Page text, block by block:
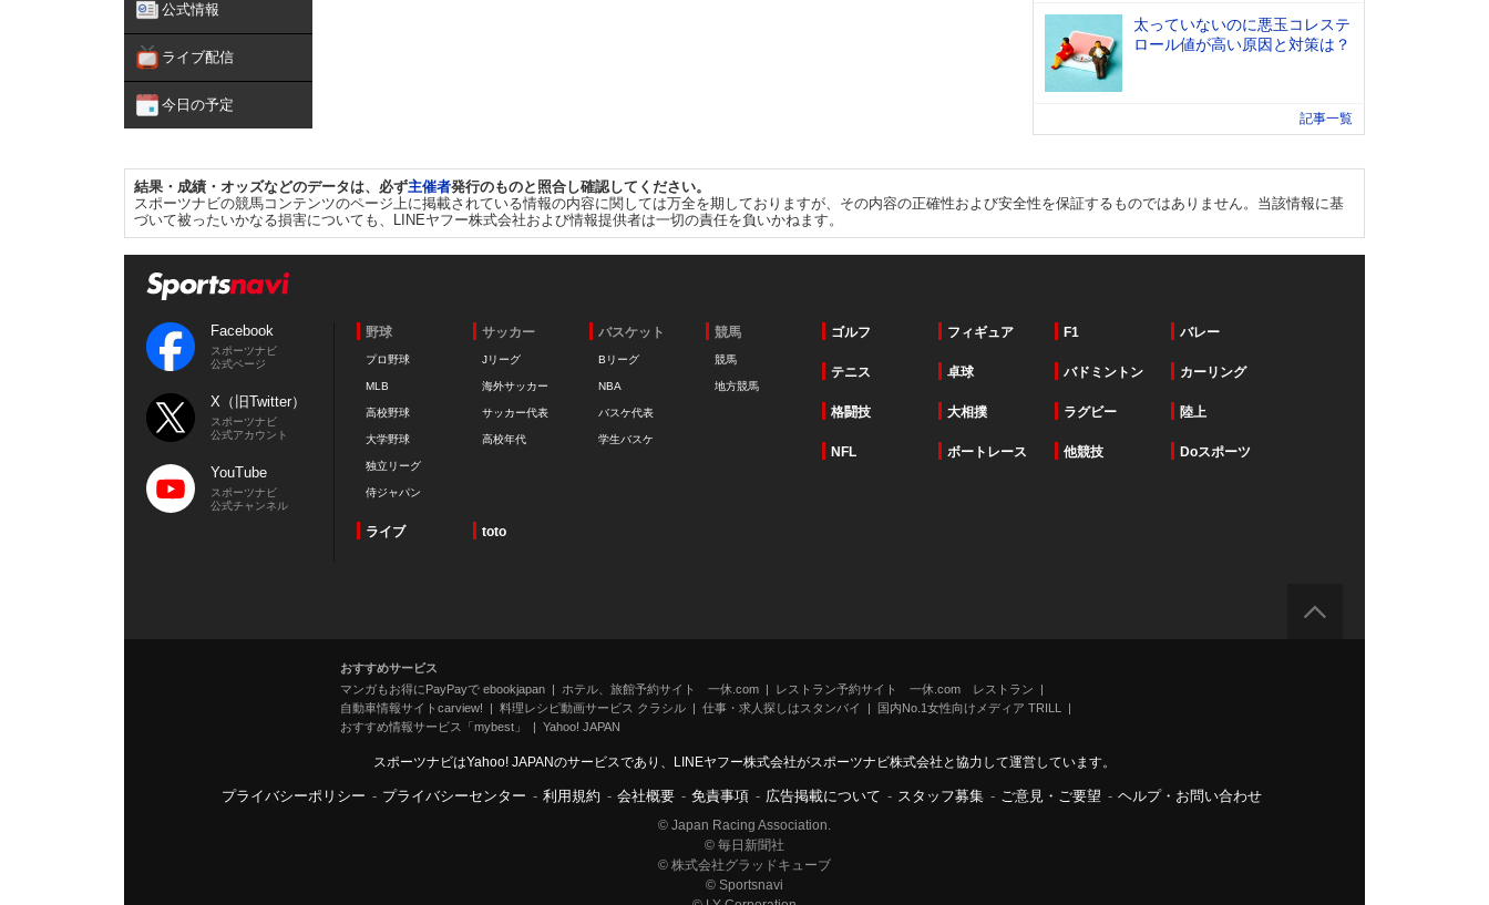
公式情報
ライブ配信
今日の予定
太っていないのに悪玉コレステ
ロール値が高い原因と対策は？
記事一覧
結果・成績・オッズなどのデータは、必ず主催者発行のものと照合し確認してください。
スポーツナビの競馬コンテンツのページ上に掲載されている情報の内容に関しては万全を期しておりますが、その内容の正確性および安全性を保証するものではありません。当該情報に基
づいて被ったいかなる損害についても、LINEヤフー株式会社および情報提供者は一切の責任を負いかねます。
Facebook
スポーツナビ
公式ページ
X（旧Twitter）
スポーツナビ
公式アカウント
YouTube
スポーツナビ
公式チャンネル
野球
プロ野球
MLB
高校野球
大学野球
独立リーグ
侍ジャパン
サッカー
Jリーグ
海外サッカー
サッカー代表
高校年代
バスケット
Bリーグ
NBA
バスケ代表
学生バスケ
競馬
競馬
地方競馬
ゴルフ フィギュア F1 バレー
テニス 卓球 バドミントン カーリング
格闘技 大相撲 ラグビー 陸上
NFL ボートレース 他競技 Doスポーツ
ライブ toto
おすすめサービス
マンガもお得にPayPayで ebookjapan
ホテル、旅館予約サイト 一休.com
レストラン予約サイト 一休.com レストラン
自動車情報サイトcarview!
料理レシピ動画サービス クラシル 仕事・求人探しはスタンバイ
国内No.1女性向けメディア TRILL
おすすめ情報サービス「mybest」
Yahoo! JAPAN
スポーツナビはYahoo! JAPANのサービスであり、LINEヤフー株式会社がスポーツナビ株式会社と協力して運営しています。
プライバシーポリシー - プライバシーセンター - 利用規約 - 会社概要 - 免責事項 - 広告掲載について - スタッフ募集 - ご意見・ご要望 - ヘルプ・お問い合わせ
© Japan Racing Association.
© 毎日新聞社
© 株式会社グラッドキューブ
© Sportsnavi